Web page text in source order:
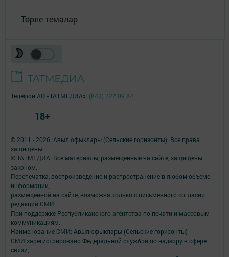
Төрле темалар
© 2011 - 2026. Авыл офыклары (Сельские горизонты). Все права
защищены.
© ТАТМЕДИА. Все материалы, размещенные на сайте, защищены
законом.
Перепечатка, воспроизведение и распространение в любом объеме
информации,
размещенной на сайте, возможна только с письменного согласия
редакций СМИ.
При поддержке Республиканского агентства по печати и массовым
коммуникациям.
Наименование СМИ: Авыл офыклары (Сельские горизонты)
СМИ зарегистрировано Федеральной службой по надзору в сфере
связи,
Телефон АО «ТАТМЕДИА»: (843) 222 09 84
18+